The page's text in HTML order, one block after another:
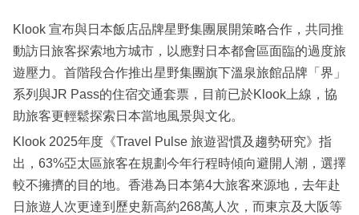
區
Klook 宣布與日本飯店品牌星野集團展開策略合作，共同推
動訪日旅客探索地方城市，以應對日本都會區面臨的過度旅
遊壓力。首階段合作推出星野集團旗下溫泉旅館品牌「界」
系列與JR Pass的住宿交通套票，目前已於Klook上線，協
助旅客更輕鬆探索日本當地風景與文化。
Klook 2025年度《Travel Pulse 旅遊習慣及趨勢研究》指
出，63%亞太區旅客在規劃今年行程時傾向避開人潮，選擇
較不擁擠的目的地。香港為日本第4大旅客來源地，去年赴
日旅遊人次更達到歷史新高約268萬人次，而東京及大阪等